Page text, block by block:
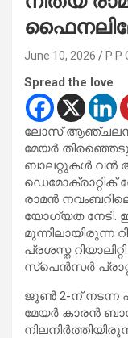
June 10, 2026 P P
Spread the love
ലോസ്
മേയർ
ബാലറ്റുകൾ വൻ
ഡെമോക്രാറ്റിക്
രാമൻ
യോഗ്യത നേടി.
മുന്നിലായിരുന്ന
പ്രശസ്ത
സ്പെൻസർ
ജൂൺ 2-ന് നടന്ന
മേയർ കാരൻ